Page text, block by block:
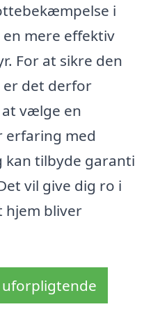
i
mere effektiv
For at sikre den
er det derfor
vælge en
erfaring med
tilbyde garanti
vil give dig ro i
hjem bliver